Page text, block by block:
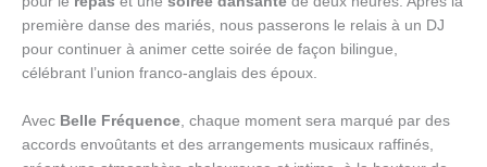
première danse des mariés, nous passerons le relais à un DJ
pour continuer à animer cette soirée de façon bilingue,
célébrant l’union franco-anglais des époux.
Avec Belle Fréquence , chaque moment sera marqué par des
accords envoûtants et des arrangements musicaux raffinés,